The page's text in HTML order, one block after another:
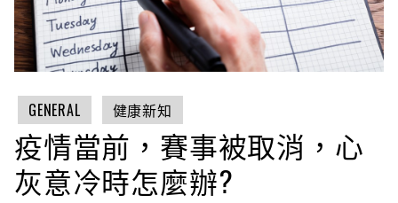
GENERAL 健康新知
疫情當前，賽事被取消，心
灰意冷時怎麼辦?